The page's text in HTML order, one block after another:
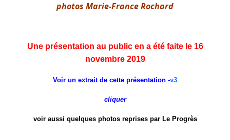
photos Marie-France Rochard
Une présentation au public en a été faite le 16
novembre 2019
Voir un extrait de cette présentation -v3
cliquer
voir aussi quelques photos reprises par Le Progrès